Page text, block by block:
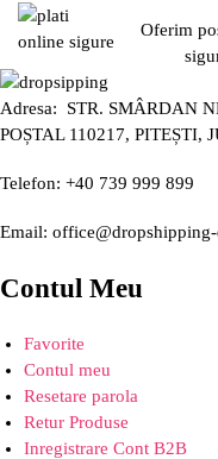
Oferim
Adresa: STR. SMÂRDAN
POȘTAL 110217, PITEȘTI,
Telefon: +40 739 999 899
Email: office@dropshipping-
Contul Meu
Favorite
Contul meu
Resetare parola
Retur Produse
Inregistrare Cont B2B